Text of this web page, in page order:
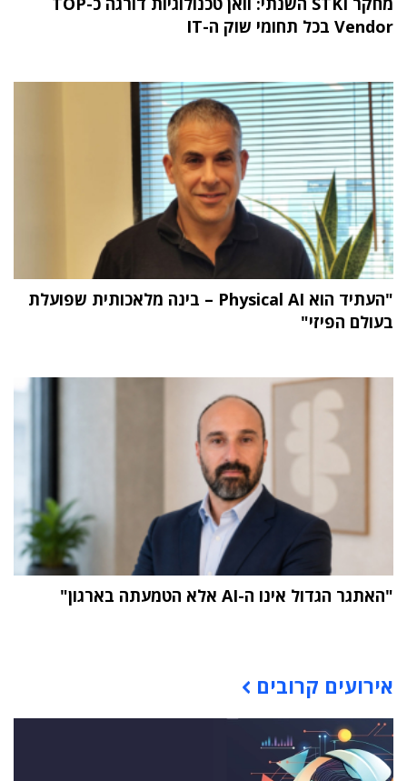
Vendor בכל תחומי שוק ה-IT
"העתיד הוא Physical AI – בינה מלאכותית שפועלת
בעולם הפיזי"
"האתגר הגדול אינו ה-AI אלא הטמעתה בארגון"
אירועים קרובים